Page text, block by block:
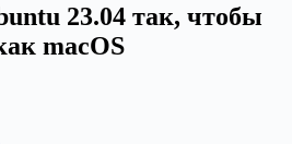
23.04 так, чтобы
macOS